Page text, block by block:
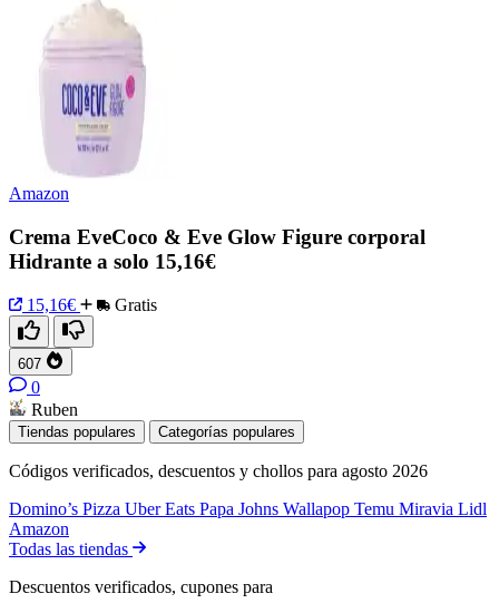
Amazon
Crema EveCoco & Eve Glow Figure corporal
Hidrante a solo 15,16€
15,16€ Gratis
607
0
Ruben
Tiendas populares Categorías populares
Códigos verificados, descuentos y chollos para agosto 2026
Domino’s Pizza Uber Eats Papa Johns Wallapop Temu Miravia Lidl
Amazon
Todas las tiendas
Descuentos verificados, cupones para